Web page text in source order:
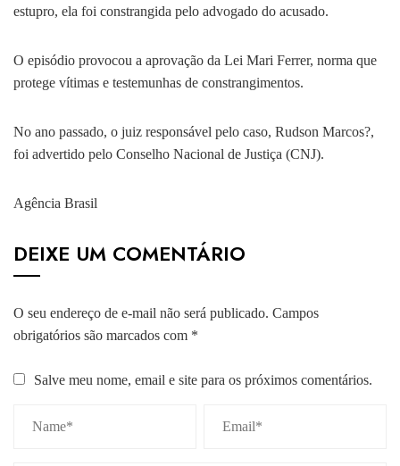
estupro, ela foi constrangida pelo advogado do acusado.
O episódio provocou a aprovação da Lei Mari Ferrer, norma que
protege vítimas e testemunhas de constrangimentos.
No ano passado, o juiz responsável pelo caso, Rudson Marcos?,
foi advertido pelo Conselho Nacional de Justiça (CNJ).
Agência Brasil
DEIXE UM COMENTÁRIO
O seu endereço de e-mail não será publicado. Campos
obrigatórios são marcados com *
Salve meu nome, email e site para os próximos comentários.